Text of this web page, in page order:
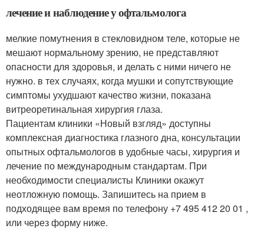
лечение и наблюдение у офтальмолога
мелкие помутнения в стекловидном теле, которые не
мешают нормальному зрению, не представляют
опасности для здоровья, и делать с ними ничего не
нужно. в тех случаях, когда мушки и сопутствующие
симптомы ухудшают качество жизни, показана
витреоретинальная хирургия глаза.
Пациентам клиники «Новый взгляд» доступны
комплексная диагностика глазного дна, консультации
опытных офтальмологов в удобные часы, хирургия и
лечение по международным стандартам. При
необходимости специалисты Клиники окажут
неотложную помощь. Запишитесь на прием в
подходящее вам время по телефону +7 495 412 20 01 ,
или через форму ниже.